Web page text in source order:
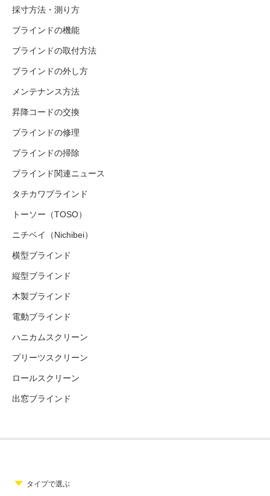
採寸方法・測り方
ブラインドの機能
ブラインドの取付方法
ブラインドの外し方
メンテナンス方法
昇降コードの交換
ブラインドの修理
ブラインドの掃除
ブラインド関連ニュース
タチカワブラインド
トーソー（TOSO）
ニチベイ（Nichibei）
横型ブラインド
縦型ブラインド
木製ブラインド
電動ブラインド
ハニカムスクリーン
プリーツスクリーン
ロールスクリーン
出窓ブラインド
タイプで選ぶ